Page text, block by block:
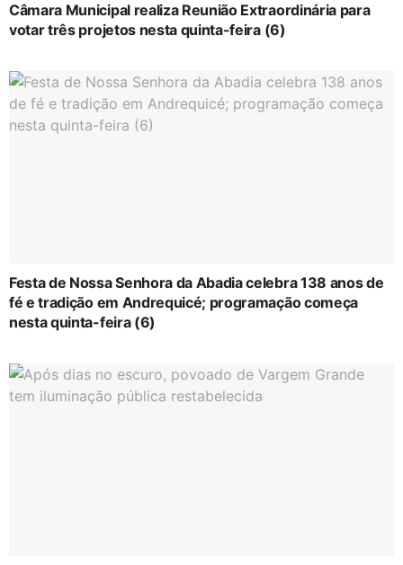
Câmara Municipal realiza Reunião Extraordinária para
votar três projetos nesta quinta-feira (6)
Festa de Nossa Senhora da Abadia celebra 138 anos de
fé e tradição em Andrequicé; programação começa
nesta quinta-feira (6)